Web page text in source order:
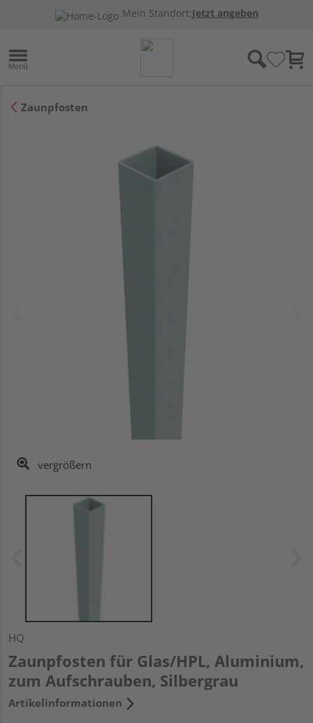
Mein Standort:Jetzt angeben
Zaunpfosten
vergrößern
HQ
Zaunpfosten für Glas/HPL, Aluminium,
zum Aufschrauben, Silbergrau
Artikelinformationen